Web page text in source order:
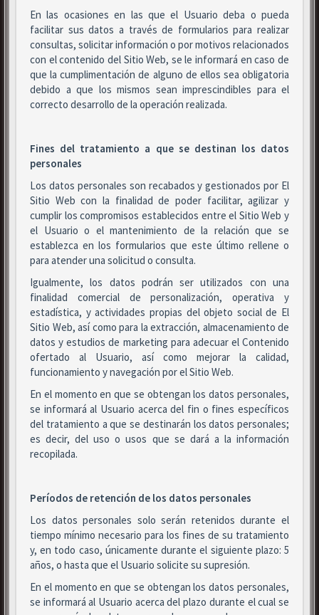
En las ocasiones en las que el Usuario deba o pueda
facilitar sus datos a través de formularios para realizar
consultas, solicitar información o por motivos relacionados
con el contenido del Sitio Web, se le informará en caso de
que la cumplimentación de alguno de ellos sea obligatoria
debido a que los mismos sean imprescindibles para el
correcto desarrollo de la operación realizada.
Fines del tratamiento a que se destinan los datos
personales
Los datos personales son recabados y gestionados por El
Sitio Web con la finalidad de poder facilitar, agilizar y
cumplir los compromisos establecidos entre el Sitio Web y
el Usuario o el mantenimiento de la relación que se
establezca en los formularios que este último rellene o
para atender una solicitud o consulta.
Igualmente, los datos podrán ser utilizados con una
finalidad comercial de personalización, operativa y
estadística, y actividades propias del objeto social de El
Sitio Web, así como para la extracción, almacenamiento de
datos y estudios de marketing para adecuar el Contenido
ofertado al Usuario, así como mejorar la calidad,
funcionamiento y navegación por el Sitio Web.
En el momento en que se obtengan los datos personales,
se informará al Usuario acerca del fin o fines específicos
del tratamiento a que se destinarán los datos personales;
es decir, del uso o usos que se dará a la información
recopilada.
Períodos de retención de los datos personales
Los datos personales solo serán retenidos durante el
tiempo mínimo necesario para los fines de su tratamiento
y, en todo caso, únicamente durante el siguiente plazo: 5
años, o hasta que el Usuario solicite su supresión.
En el momento en que se obtengan los datos personales,
se informará al Usuario acerca del plazo durante el cual se